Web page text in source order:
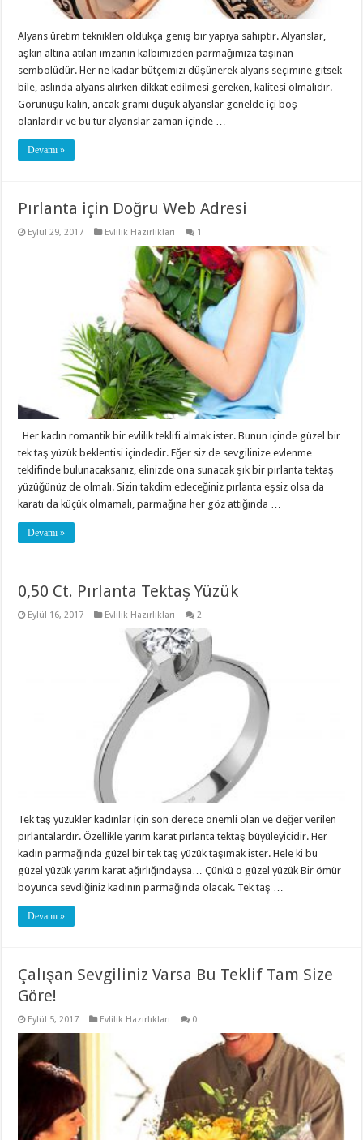
Alyans üretim teknikleri oldukça geniş bir yapıya sahiptir. Alyanslar,
aşkın altına atılan imzanın kalbimizden parmağımıza taşınan
sembolüdür. Her ne kadar bütçemizi düşünerek alyans seçimine gitsek
bile, aslında alyans alırken dikkat edilmesi gereken, kalitesi olmalıdır.
Görünüşü kalın, ancak gramı düşük alyanslar genelde içi boş
olanlardır ve bu tür alyanslar zaman içinde …
Devamı »
Pırlanta için Doğru Web Adresi
Eylül 29, 2017 Evlilik Hazırlıkları 1
Her kadın romantik bir evlilik teklifi almak ister. Bunun içinde güzel bir
tek taş yüzük beklentisi içindedir. Eğer siz de sevgilinize evlenme
teklifinde bulunacaksanız, elinizde ona sunacak şık bir pırlanta tektaş
yüzüğünüz de olmalı. Sizin takdim edeceğiniz pırlanta eşsiz olsa da
karatı da küçük olmamalı, parmağına her göz attığında …
Devamı »
0,50 Ct. Pırlanta Tektaş Yüzük
Eylül 16, 2017 Evlilik Hazırlıkları 2
Tek taş yüzükler kadınlar için son derece önemli olan ve değer verilen
pırlantalardır. Özellikle yarım karat pırlanta tektaş büyüleyicidir. Her
kadın parmağında güzel bir tek taş yüzük taşımak ister. Hele ki bu
güzel yüzük yarım karat ağırlığındaysa… Çünkü o güzel yüzük Bir ömür
boyunca sevdiğiniz kadının parmağında olacak. Tek taş …
Devamı »
Çalışan Sevgiliniz Varsa Bu Teklif Tam Size
Göre!
Eylül 5, 2017 Evlilik Hazırlıkları 0